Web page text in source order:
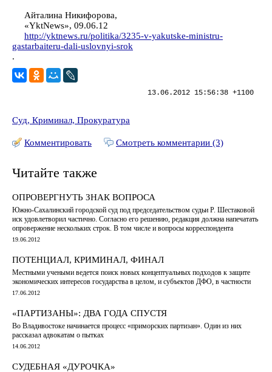
Айталина Никифорова,
«YktNews», 09.06.12
http://yktnews.ru/politika/3235-v-yakutske-ministru-
gastarbaiteru-dali-uslovnyi-srok
.
13.06.2012 15:56:38 +1100
Суд, Криминал, Прокуратура
Комментировать Смотреть комментарии (3)
Читайте также
ОПРОВЕРГНУТЬ ЗНАК ВОПРОСА
Южно-Сахалинский городской суд под председательством судьи Р. Шестаковой
иск удовлетворил частично. Согласно его решению, редакция должна напечатать
опровержение нескольких строк. В том числе и вопросы корреспондента
19.06.2012
ПОТЕНЦИАЛ, КРИМИНАЛ, ФИНАЛ
Местными учеными ведется поиск новых концептуальных подходов к защите
экономических интересов государства в целом, и субъектов ДФО, в частности
17.06.2012
«ПАРТИЗАНЫ»: ДВА ГОДА СПУСТЯ
Во Владивостоке начинается процесс «приморских партизан». Один из них
рассказал адвокатам о пытках
14.06.2012
СУДЕБНАЯ «ДУРОЧКА»